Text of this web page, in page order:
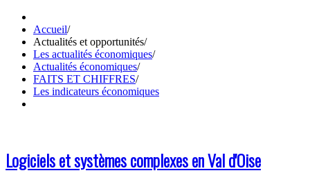
Accueil/
Actualités et opportunités/
Les actualités économiques/
Actualités économiques/
FAITS ET CHIFFRES/
Les indicateurs économiques
Logiciels et systèmes complexes en Val d'Oise